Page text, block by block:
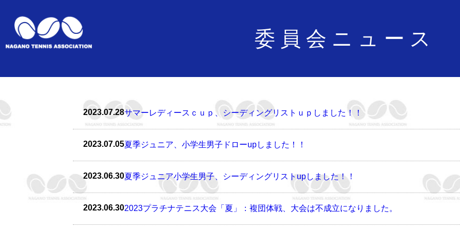
委員会ニュース
2023.07.28サマーレディースｃｕｐ、シーディングリストｕｐしました！！
2023.07.05夏季ジュニア、小学生男子ドローupしました！！
2023.06.30夏季ジュニア小学生男子、シーディングリストupしました！！
2023.06.302023プラチナテニス大会「夏」：複団体戦、大会は不成立になりました。